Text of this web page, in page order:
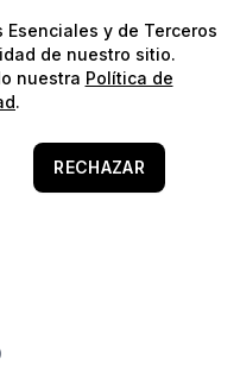
superiores a 60€!*⭐️
y de Terceros
de nuestro sitio.
nuestra Política de
.
RECHAZAR